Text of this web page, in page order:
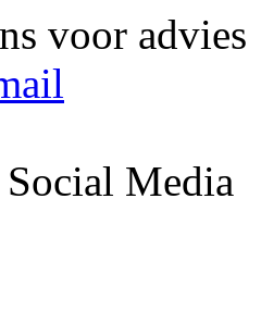
voor advies
Social Media